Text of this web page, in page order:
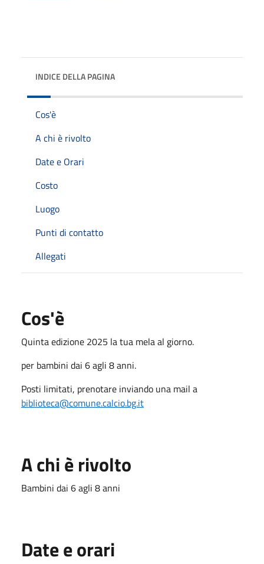
INDICE DELLA PAGINA
Cos'è
A chi è rivolto
Date e Orari
Costo
Luogo
Punti di contatto
Allegati
Cos'è
Quinta edizione 2025 la tua mela al giorno.
per bambini dai 6 agli 8 anni.
Posti limitati, prenotare inviando una mail a
biblioteca@comune.calcio.bg.it
A chi è rivolto
Bambini dai 6 agli 8 anni
Date e orari